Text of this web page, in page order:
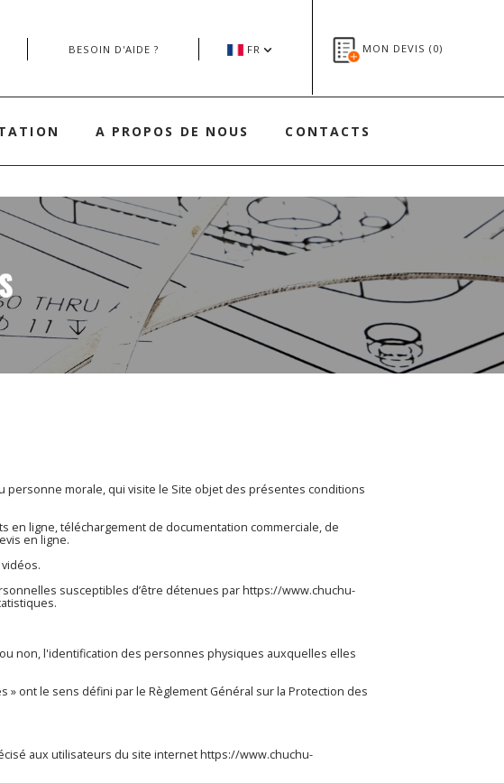
BESOIN D'AIDE ? FR MON DEVIS (0)
A PROPOS DE NOUS CONTACTS
personne morale, qui visite le Site objet des présentes conditions
en ligne, téléchargement de documentation commerciale, de
en ligne.
susceptibles d’être détenues parhttps://www.chuchu-
non, l'identification des personnes physiques auxquelles elles
ont le sens défini par le Règlement Général sur la Protection des
aux utilisateurs du site internethttps://www.chuchu-